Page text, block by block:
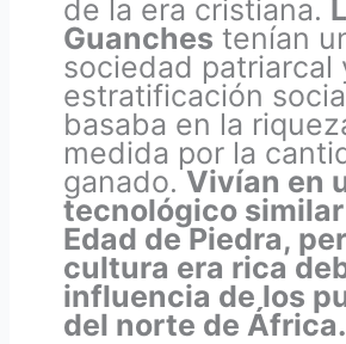
de la era cristiana.
Guanches tenían
sociedad patriarcal
estratificación
basaba en la
medida por la
ganado.Vivían en
tecnológico similar
Edad de Piedra,
cultura era rica
influencia de los
del norte de África.